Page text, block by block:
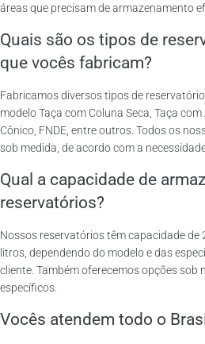
áreas que precisam de armazenamento
Quais são os tipos de
que vocês fabricam?
Fabricamos diversos tipos de
modelo Taça com Coluna Seca, Taça
Cônico, FNDE, entre outros. Todos os
sob medida, de acordo com a
Qual a capacidade de
reservatórios?
Nossos reservatórios têm capacidade de
litros, dependendo do modelo e das
cliente. Também oferecemos opções sob
específicos.
Vocês atendem todo o